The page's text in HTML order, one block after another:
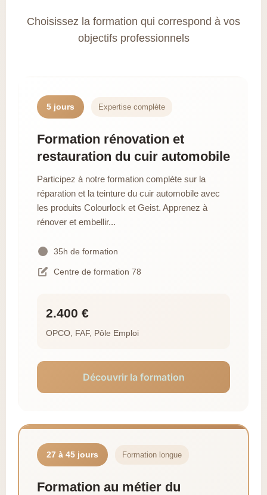
Choisissez la formation qui correspond à vos
objectifs professionnels
5 jours Expertise complète
Formation rénovation et
restauration du cuir automobile
Participez à notre formation complète sur la
réparation et la teinture du cuir automobile avec
les produits Colourlock et Geist. Apprenez à
rénover et embellir...
35h de formation
Centre de formation 78
2.400 €
OPCO, FAF, Pôle Emploi
Découvrir la formation
27 à 45 jours Formation longue
Formation au métier du